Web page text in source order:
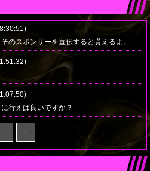
のスポンサーを宣伝すると貰えるよ。
行えば良いですか？